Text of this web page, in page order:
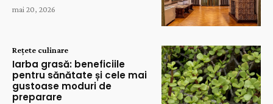
mai 20, 2026
Rețete culinare
Iarba grasă: beneficiile
pentru sănătate și cele mai
gustoase moduri de
preparare